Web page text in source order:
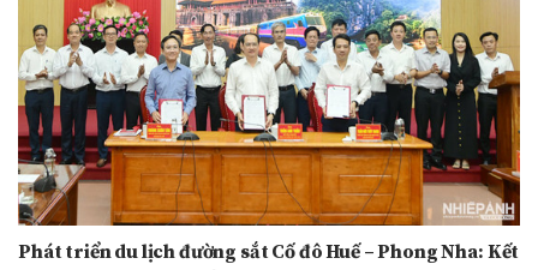
Phát triển du lịch đường sắt Cố đô Huế – Phong Nha: Kết